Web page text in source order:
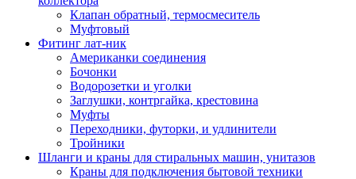
Клапан обратный, термосмеситель
Муфтовый
Фитинг лат-ник
Американки соединения
Бочонки
Водорозетки и уголки
Заглушки, контргайка, крестовина
Муфты
Переходники, футорки, и удлинители
Тройники
Шланги и краны для стиральных машин, унитазов
Краны для подключения бытовой техники